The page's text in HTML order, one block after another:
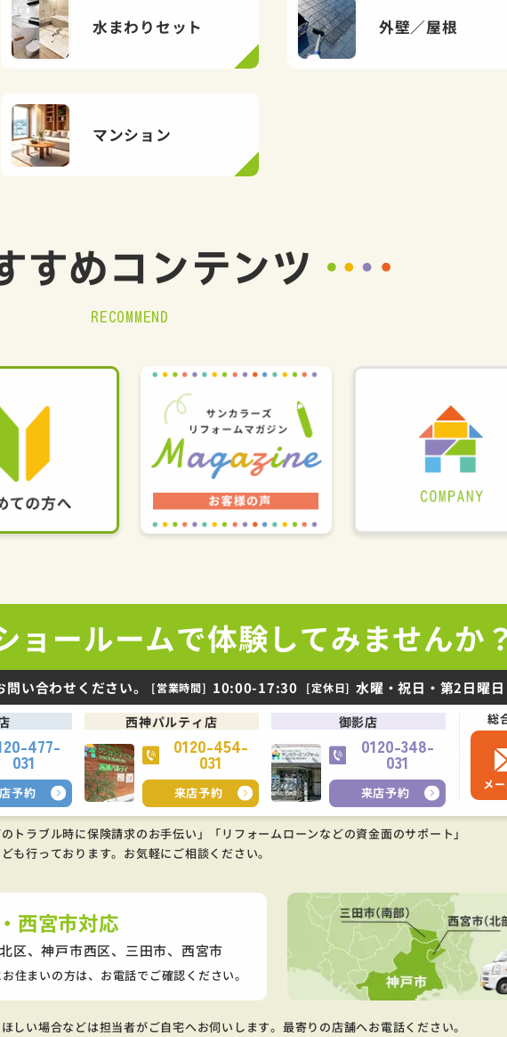
水まわりセット 外壁／屋根
マンション
すめコンテンツ
RECOMMEND
ョールームで体験してみませんか
い合わせください。 [営業時間] 10:00-17:30 [定休日] 水曜・祝日・第2日曜
477-
031
予約
西神パルティ店
0120-454-
031
来店予約
御影店
0120-348-
031
来店予約
総
メ
トラブル時に保険請求のお手伝い」「リフォームローンなどの資金面のサポート」
も行っております。 お気軽にご相談ください。
西宮市対応
区、神戸市西区、 三田市、西宮市
住まいの方は、お電話でご確認ください。
しい場合などは担当者がご自宅へお伺いします。最寄りの店舗へお電話ください。